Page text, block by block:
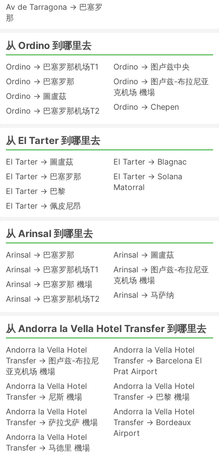
Av de Tarragona → 巴塞罗
那
从 Ordino 到哪里去
Ordino → 巴塞罗那机场T1
Ordino → 巴塞罗那
Ordino → 圖盧茲
Ordino → 巴塞罗那机场T2
Ordino → 图卢兹中央
Ordino → 图卢兹-布拉尼亚
克机场 機場
Ordino → Chepen
从 El Tarter 到哪里去
El Tarter → 圖盧茲
El Tarter → 巴塞罗那
El Tarter → 巴黎
El Tarter → 佩皮尼昂
El Tarter → Blagnac
El Tarter → Solana
Matorral
从 Arinsal 到哪里去
Arinsal → 巴塞罗那
Arinsal → 巴塞罗那机场T1
Arinsal → 巴塞罗那 機場
Arinsal → 巴塞罗那机场T2
Arinsal → 圖盧茲
Arinsal → 图卢兹-布拉尼亚
克机场 機場
Arinsal → 马萨纳
从 Andorra la Vella Hotel Transfer 到哪里去
Andorra la Vella Hotel
Transfer → 图卢兹-布拉尼
亚克机场 機場
Andorra la Vella Hotel
Transfer → 尼斯 機場
Andorra la Vella Hotel
Transfer → 萨拉戈萨 機場
Andorra la Vella Hotel
Transfer → 马德里 機場
Andorra la Vella Hotel
Transfer → Barcelona El
Prat Airport
Andorra la Vella Hotel
Transfer → 巴黎 機場
Andorra la Vella Hotel
Transfer → Bordeaux
Airport